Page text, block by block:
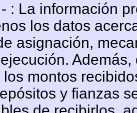
: La información
los datos
asignación,
los montos
y fianzas